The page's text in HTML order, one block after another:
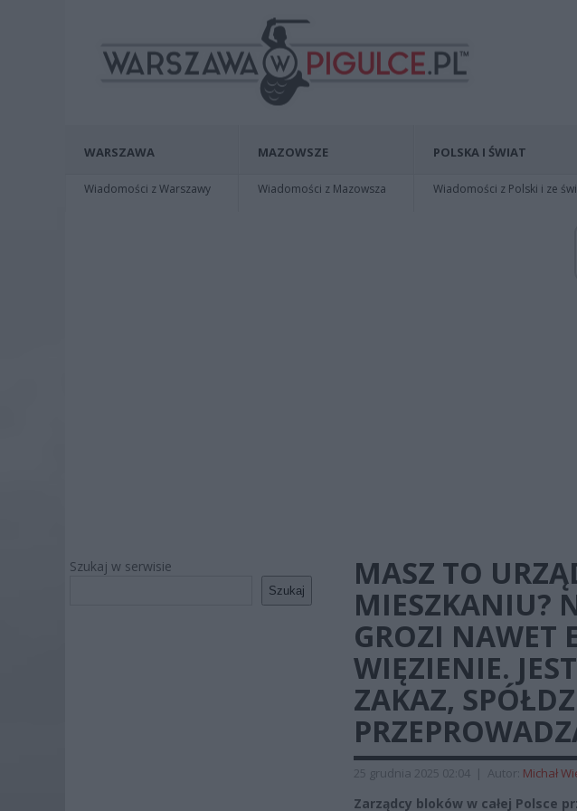
WARSZAWA
Wiadomości z Warszawy
MAZOWSZE
Wiadomości z Mazowsza
POLSKA I ŚWIAT
Wiadomości z Polski i ze
Szukaj w serwisie
Szukaj
MASZ TO
MIESZKANIU?
GROZI NAWET
WIĘZIENIE.
ZAKAZ,
25 grudnia 2025 02:04 | Autor: Michał
Zarządcy bloków w całej Polsce